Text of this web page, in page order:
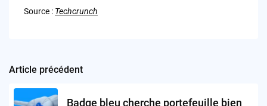
Source : Techcrunch
Post
navigation
Article précédent
Badge bleu cherche portefeuille bien